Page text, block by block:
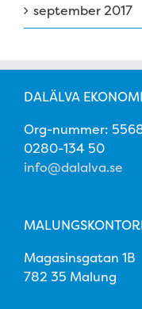
september 2017
DALÄLVA
Org-nummer:
0280-134 50
info@dalalva.se
Magasinsgatan 1B
782 35 Malung